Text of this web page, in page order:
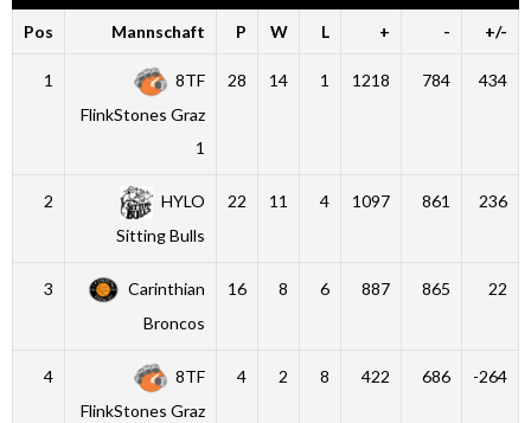
Pos Mannschaft P W L + - +/-
1
8TF
FlinkStones Graz
1
28 14 1 1218 784 434
2
HYLO
Sitting Bulls
22 11 4 1097 861 236
3
Carinthian
Broncos
16 8 6 887 865 22
4
8TF
FlinkStones Graz
4 2 8 422 686 -264